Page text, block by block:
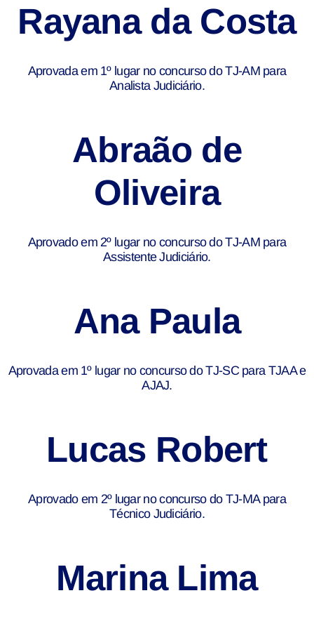
Rayana da Costa
Aprovada em 1º lugar no concurso do TJ-AM para
Analista Judiciário.
Abraão de
Oliveira
Aprovado em 2º lugar no concurso do TJ-AM para
Assistente Judiciário.
Ana Paula
Aprovada em 1º lugar no concurso do TJ-SC para TJAA e
AJAJ.
Lucas Robert
Aprovado em 2º lugar no concurso do TJ-MA para
Técnico Judiciário.
Marina Lima